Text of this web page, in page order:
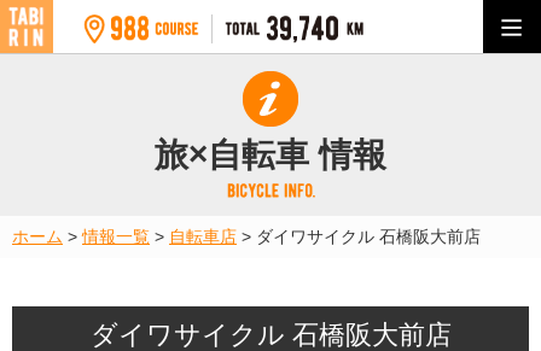
旅×自転車 情報
ホーム >情報一覧 > 自転車店 > ダイワサイクル 石橋阪大前店
ダイワサイクル 石橋阪大前店